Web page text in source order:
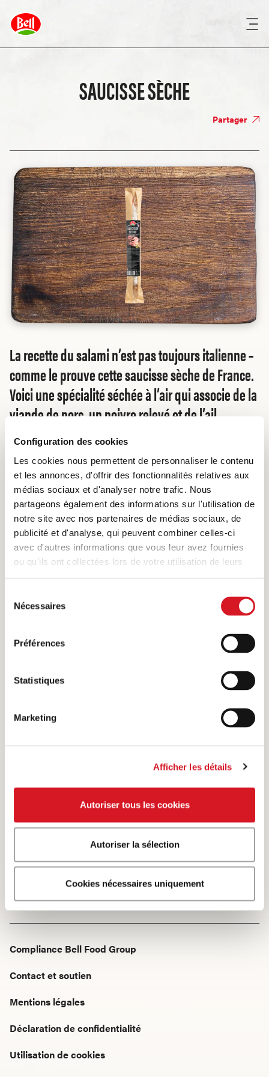
Configuration des cookies
Les cookies nous permettent de personnaliser le contenu
et les annonces, d'offrir des fonctionnalités relatives aux
médias sociaux et d'analyser notre trafic. Nous
partageons également des informations sur l'utilisation de
notre site avec nos partenaires de médias sociaux, de
publicité et d'analyse, qui peuvent combiner celles-ci
avec d'autres informations que vous leur avez fournies
ou qu'ils ont collectées lors de votre utilisation de leurs
Nécessaires
Préférences
Statistiques
Marketing
Afficher les détails
Autoriser tous les cookies
Autoriser la sélection
Cookies nécessaires uniquement
SAUCISSE SÈCHE
Partager
La recette du salami n’est pas toujours italienne –
comme le prouve cette saucisse sèche de France.
Voici une spécialité séchée à l’air qui associe de la
viande de porc, un poivre relevé et de l’ail
aromatique. Cette saucisse se plaît autant dans le
sac à dos que sur un plateau d’apéritif.
Acheter en ligne
INGRÉDIENTS
dextrose, poivre, ail, muscade, conservateur (E 252).
Startseite
Produits · Tous les produits
Saucisse sèche
Compliance Bell Food Group
Contact et soutien
Mentions légales
Déclaration de confidentialité
Utilisation de cookies